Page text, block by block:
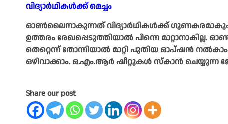
വിദ്യാർഥികൾക്ക് മെച്ചം
ഓൺലൈനാകുന്നത് വിദ്യാർഥികൾക്ക് ഗുണകരമാകും.
ഉത്തരം രേഖപ്പെടുത്തിയാൽ പിന്നെ
തെറ്റെന്ന് തോന്നിയാൽ മാറ്റി പുതിയ ഓപ്ഷൻ
ഒഴിവാക്കാം. ഒ.എം.ആർ ഷീറ്റുകൾ സ്കാൻ ചെയ്യുന്ന
Share our post